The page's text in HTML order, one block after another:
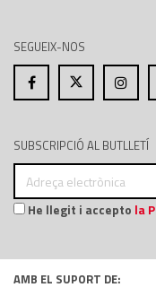
SEGUEIX-NOS
SUBSCRIPCIÓ AL BUTLLETÍ
Adreça
electrònica
He llegit i accepto la
AMB EL SUPORT DE: